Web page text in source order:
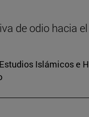
de odio hacia
Islámicos e